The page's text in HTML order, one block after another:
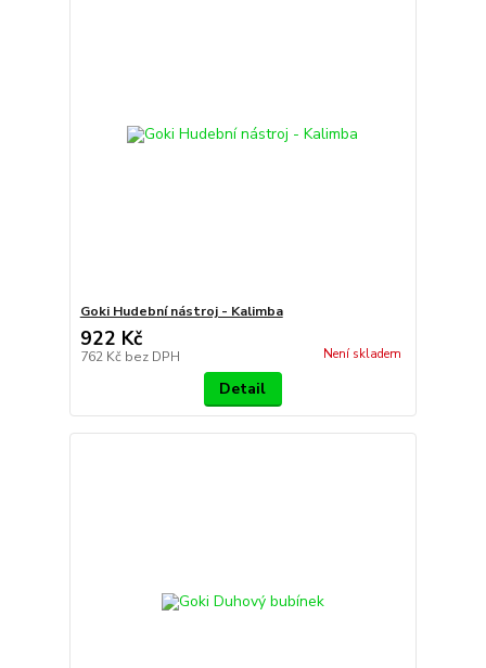
Goki Hudební nástroj - Kalimba
922 Kč
762 Kč bez DPH Není skladem
Detail